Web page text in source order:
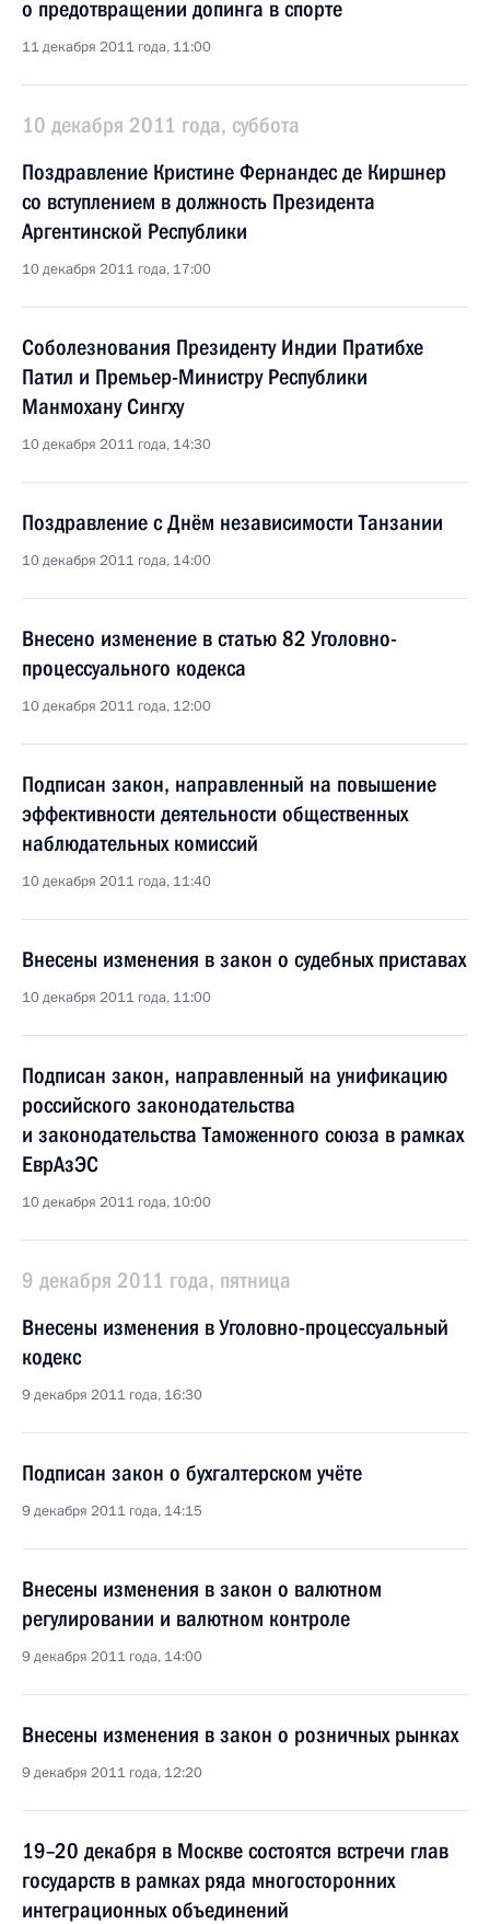
о предотвращении допинга в спорте
11 декабря 2011 года, 11:00
10 декабря 2011 года, суббота
Поздравление Кристине Фернандес де Киршнер
со вступлением в должность Президента
Аргентинской Республики
10 декабря 2011 года, 17:00
Соболезнования Президенту Индии Пратибхе
Патил и Премьер-Министру Республики
Манмохану Сингху
10 декабря 2011 года, 14:30
Поздравление с Днём независимости Танзании
10 декабря 2011 года, 14:00
Внесено изменение в статью 82 Уголовно-
процессуального кодекса
10 декабря 2011 года, 12:00
Подписан закон, направленный на повышение
эффективности деятельности общественных
наблюдательных комиссий
10 декабря 2011 года, 11:40
Внесены изменения в закон о судебных приставах
10 декабря 2011 года, 11:00
Подписан закон, направленный на унификацию
российского законодательства
и законодательства Таможенного союза в рамках
ЕврАзЭС
10 декабря 2011 года, 10:00
9 декабря 2011 года, пятница
Внесены изменения в Уголовно-процессуальный
кодекс
9 декабря 2011 года, 16:30
Подписан закон о бухгалтерском учёте
9 декабря 2011 года, 14:15
Внесены изменения в закон о валютном
регулировании и валютном контроле
9 декабря 2011 года, 14:00
Внесены изменения в закон о розничных рынках
9 декабря 2011 года, 12:20
19–20 декабря в Москве состоятся встречи глав
государств в рамках ряда многосторонних
интеграционных объединений